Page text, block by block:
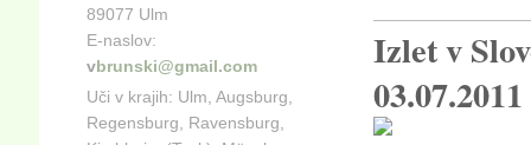
Izlet v
03.07.2011
89077 Ulm
E-naslov:
vbrunski@gmail.com
Uči v krajih: Ulm, Augsburg,
Regensburg, Ravensburg,